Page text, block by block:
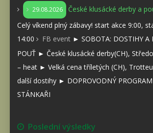
29.08.2026
České klusácké derby a
Celý víkend plný zábavy! start akce 9:00,
14:00
FB event ► SOBOTA: DOSTIHY A
POUŤ ► České klusácké derby(CH),
– heat ► Velká cena tříletých (CH),
další dostihy ► DOPROVODNÝ
STÁNKAŘI
Poslední výsledky